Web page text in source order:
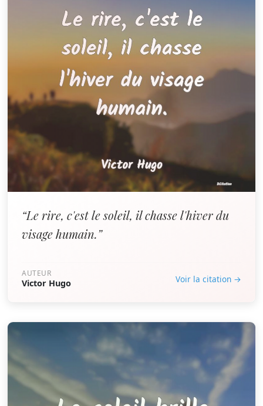
“Le rire, c'est le soleil, il chasse l'hiver du
visage humain.”
AUTEUR
Victor Hugo Voir la citation →